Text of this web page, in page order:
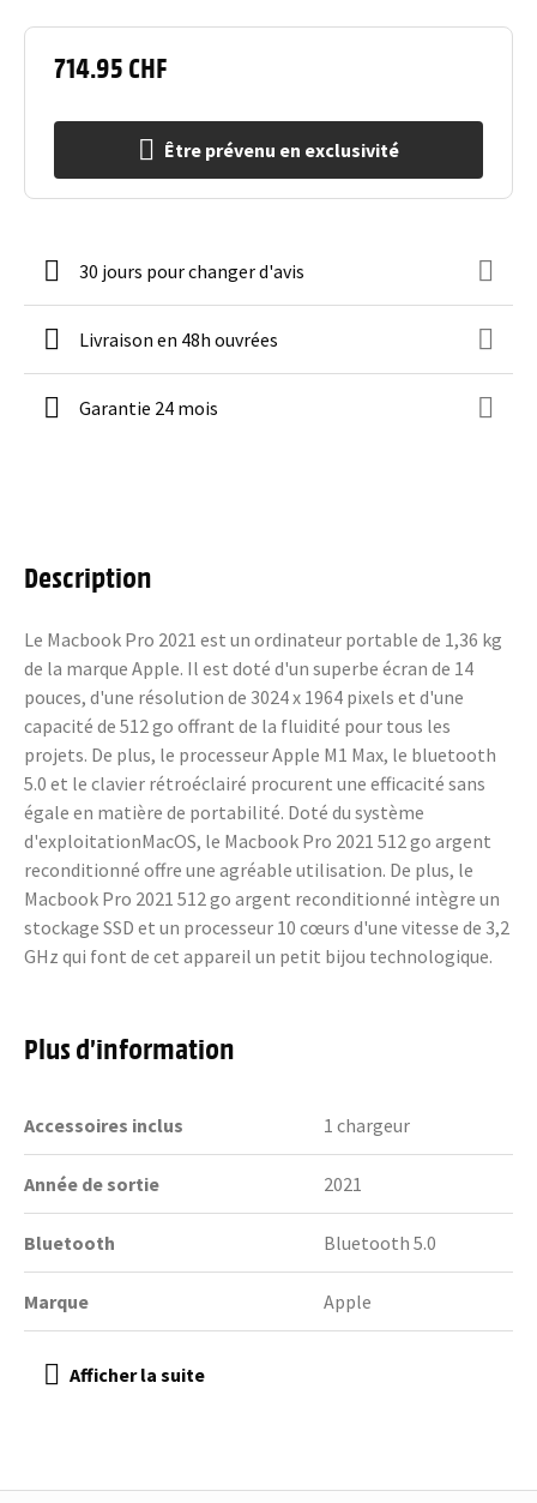
714.95 CHF
Être prévenu en exclusivité
30 jours pour changer d'avis
Livraison en 48h ouvrées
Garantie 24 mois
Description
Le Macbook Pro 2021 est un ordinateur portable de 1,36 kg
de la marque Apple. Il est doté d'un superbe écran de 14
pouces, d'une résolution de 3024 x 1964 pixels et d'une
capacité de 512 go offrant de la fluidité pour tous les
projets. De plus, le processeur Apple M1 Max, le bluetooth
5.0 et le clavier rétroéclairé procurent une efficacité sans
égale en matière de portabilité. Doté du système
d'exploitationMacOS, le Macbook Pro 2021 512 go argent
reconditionné offre une agréable utilisation. De plus, le
Macbook Pro 2021 512 go argent reconditionné intègre un
stockage SSD et un processeur 10 cœurs d'une vitesse de 3,2
GHz qui font de cet appareil un petit bijou technologique.
Plus d’information
Accessoires inclus 1 chargeur
Année de sortie 2021
Bluetooth Bluetooth 5.0
Marque Apple